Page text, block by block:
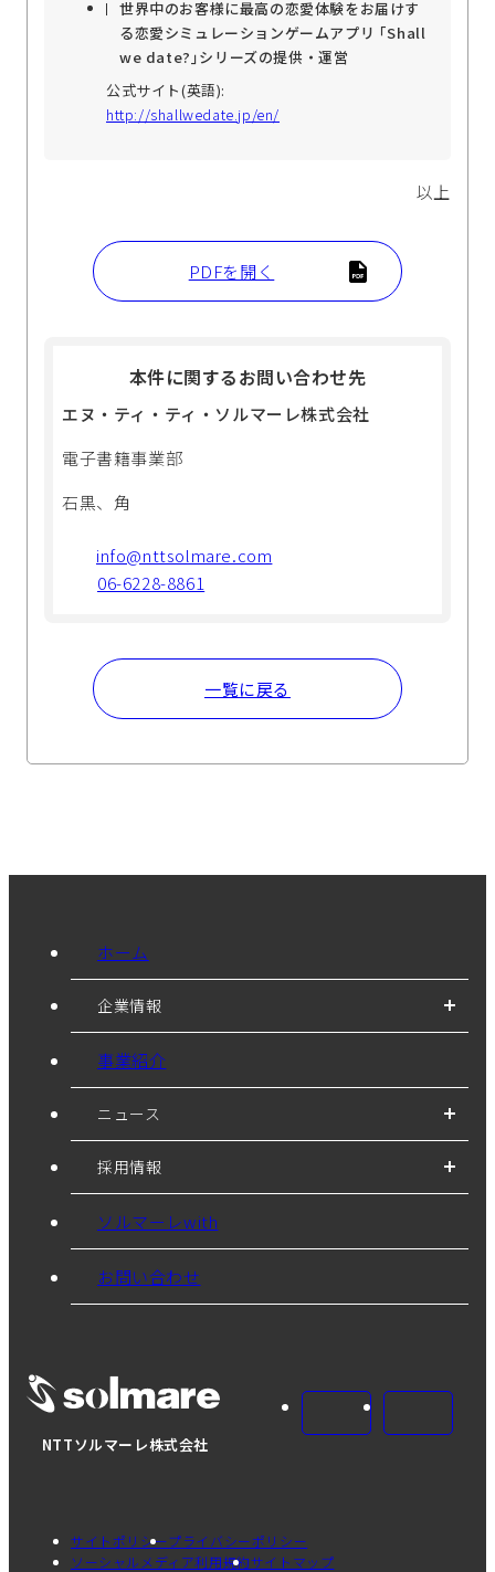
世界中のお客様に最高の恋愛体験をお届けす
る恋愛シミュレーションゲームアプリ ｢Shall
we date?｣シリーズの提供・運営
公式サイト(英語):
http://shallwedate.jp/en/
以上
PDFを開く
本件に関するお問い合わせ先
エヌ・ティ・ティ・ソルマーレ株式会社
電子書籍事業部
石黒、角
info@nttsolmare.com
06-6228-8861
一覧に戻る
NTTソルマーレ株式会社
ホーム
企業情報
事業紹介
ニュース
採用情報
ソルマーレwith
お問い合わせ
サイトポリシープライバシーポリシー
ソーシャルメディア利用規約サイトマップ